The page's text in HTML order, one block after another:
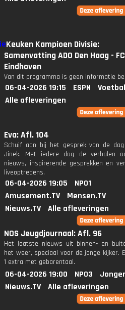
Keuken Kampioen Divisie:
Samenvatting ADO Den Haag - FC
Eindhoven
Van dit programma is geen informatie
06-04-2026 19:15 ESPN
Alle afleveringen
Eva: Afl. 104
Schuif aan bij het gesprek van de
Jinek. Met iedere dag de verhalen
nieuws, inspirerende gesprekken en
liveoptredens.
06-04-2026 19:05
NPO1
Amusement.TV
Mensen.TV
Nieuws.TV
Alle afleveringen
NOS Jeugdjournaal: Afl. 96
Het laatste nieuws uit binnen- en
het weer, speciaal voor de jonge kijker.
1 extra met gebarentaal.
06-04-2026 19:00 NPO3
Nieuws.TV
Alle afleveringen